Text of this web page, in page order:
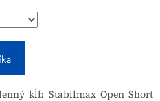
kĺb Stabilmax Open Short